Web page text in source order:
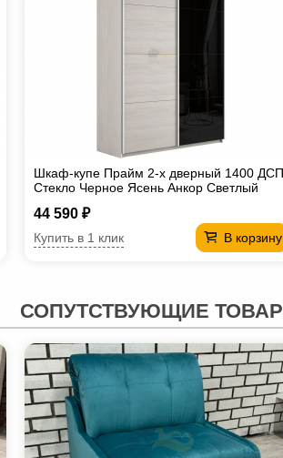
Шкаф-купе Прайм 2-х дверный 1400
Стекло Черное Ясень Анкор Светлый
44 590 ₽
В корзину
Купить в 1 клик
СОПУТСТВУЮЩИЕ